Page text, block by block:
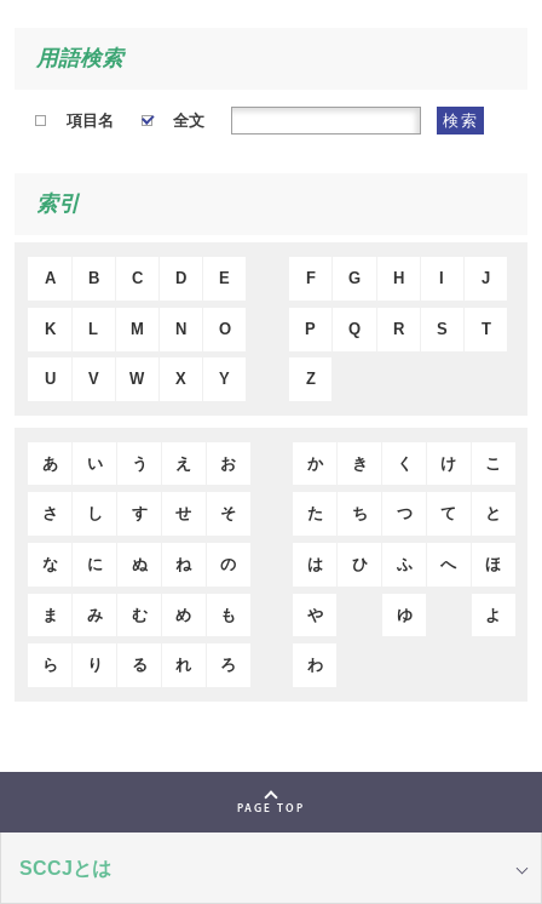
用語検索
項目名 全文 検索
索引
A B C D E F G H J
K L M N O P Q R S T
U V W X Y Z
あ い う え お か き く け こ
さ し す せ そ た ち つ て と
な に ぬ ね の は ひ ふ へ ほ
ま み む め も や ゆ よ
ら り る れ ろ わ
PAGE TOP
SCCJとは